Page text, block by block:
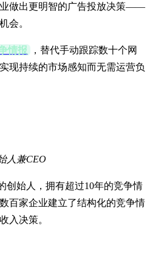
做出更明智的广告投放决策——
会。
情报
，替代手动跟踪数十个网
现持续的市场感知而无需运营负
人兼CEO
创始人，拥有超过10年的竞争情
百家企业建立了结构化的竞争情
入决策。